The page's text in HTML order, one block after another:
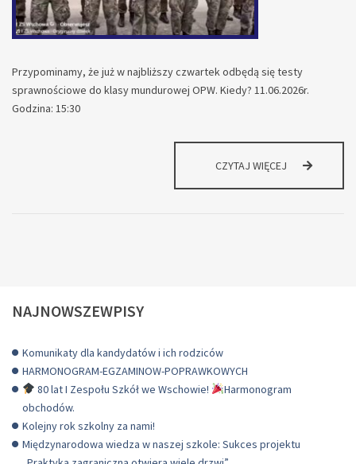
Przypominamy, że już w najbliższy czwartek odbędą się testy
sprawnościowe do klasy mundurowej OPW. Kiedy? 11.06.2026r.
Godzina: 15:30
CZYTAJ WIĘCEJ INFORMACJA
NAJNOWSZEWPISY
Komunikaty dla kandydatów i ich rodziców
HARMONOGRAM-EGZAMINOW-POPRAWKOWYCH
80 lat I Zespołu Szkół we Wschowie!
Harmonogram
obchodów.
Kolejny rok szkolny za nami!
Międzynarodowa wiedza w naszej szkole: Sukces projektu